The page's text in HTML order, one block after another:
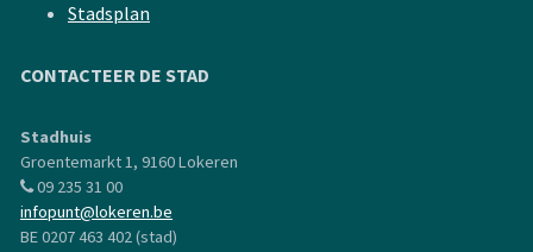
Stadsplan
CONTACTEER DE STAD
Stadhuis
Groentemarkt 1, 9160 Lokeren
09 235 31 00
infopunt@lokeren.be
BE 0207 463 402 (stad)